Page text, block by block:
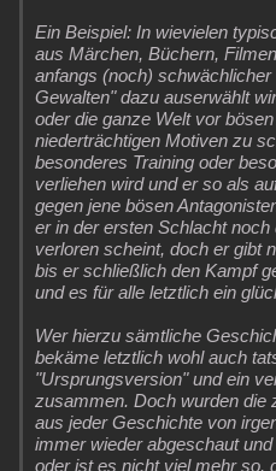
Ein Beispiel: In wievielen
aus Märchen, Büchern,
anfangs (noch)
Gewalten" dazu auserwählt
oder die ganze Welt vor
niederträchtigen Motiven zu
besonderes Training oder
verliehen wird und er so als
gegen jene bösen
er in der ersten Schlacht
verloren scheint, doch er gibt
bis er schließlich den Kampf
und es für alle letztlich ein
Wer hierzu sämtliche
bekäme letztlich wohl auch
"Ursprungsversion" und ein
zusammen. Doch wurden die
aus jeder Geschichte von
immer wieder abgeschaut
oder ist es nicht viel mehr so,